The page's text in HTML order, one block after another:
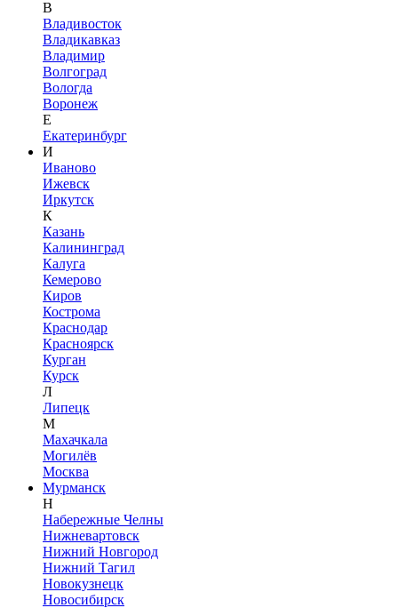
В
Владивосток
Владикавказ
Владимир
Волгоград
Вологда
Воронеж
Е
Екатеринбург
И
Иваново
Ижевск
Иркутск
К
Казань
Калининград
Калуга
Кемерово
Киров
Кострома
Краснодар
Красноярск
Курган
Курск
Л
Липецк
М
Махачкала
Могилёв
Москва
Мурманск
Н
Набережные Челны
Нижневартовск
Нижний Новгород
Нижний Тагил
Новокузнецк
Новосибирск